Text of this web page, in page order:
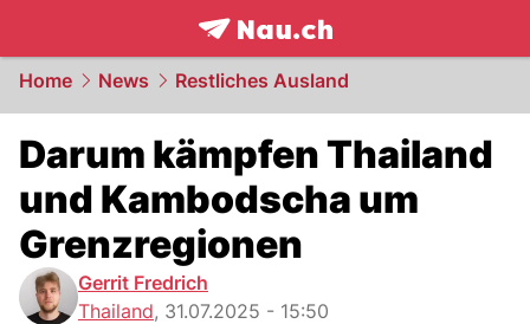
frontpage.NAU.ch
Home News Restliches Ausland
Darum kämpfen Thailand
und Kambodscha um
Grenzregionen
Gerrit Fredrich
Thailand, 31.07.2025 - 15:50